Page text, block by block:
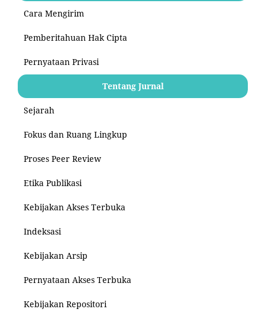
Cara Mengirim
Pemberitahuan Hak Cipta
Pernyataan Privasi
Tentang Jurnal
Sejarah
Fokus dan Ruang Lingkup
Proses Peer Review
Etika Publikasi
Kebijakan Akses Terbuka
Indeksasi
Kebijakan Arsip
Pernyataan Akses Terbuka
Kebijakan Repositori